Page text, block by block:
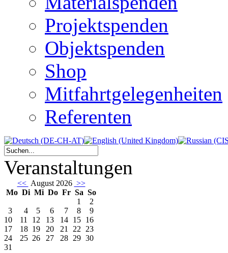
Projektspenden
Objektspenden
Shop
Mitfahrtgelegenheiten
Referenten
Veranstaltungen
<< August 2026 >>
Mo Di Mi Do Fr Sa So
1
2
3
4 5 6 7 8
9
10
11 12 13 14 15 16
17
18 19 20 21 22 23
24
25 26 27 28 29 30
31